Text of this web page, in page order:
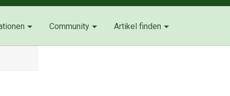
Community Artikel finden